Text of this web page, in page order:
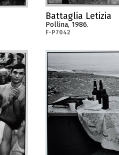
Battaglia Letizia
Pollina, 1986.
F-P7042